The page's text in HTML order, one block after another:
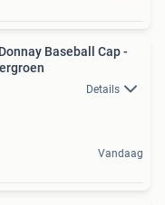
Baseball Cap -
Details
Vandaag